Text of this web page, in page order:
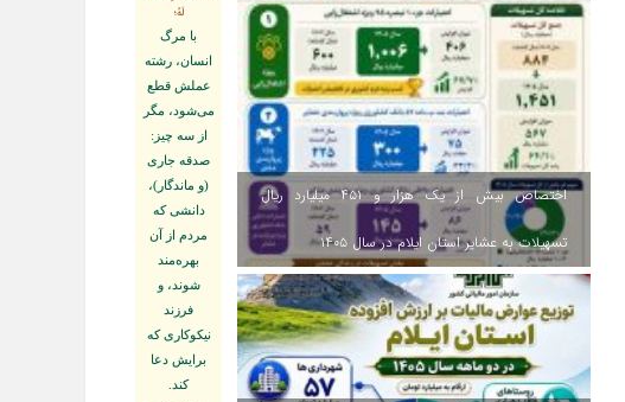
اختصاص بیش از یک هزار و ۴۵۱ میلیارد ریال
تسهیلات به عشایر استان ایلام در سال ۱۴۰۵
لَهُ؛
با مرگ
انسان، رشته
عملش قطع
مى‌شود، مگر
از سه چيز:
صدقه جارى
(و ماندگار)،
دانشى كه
مردم از آن
بهره‏‌مند
شوند، و
فرزند
نيكوكارى كه
برايش دعا
كند.